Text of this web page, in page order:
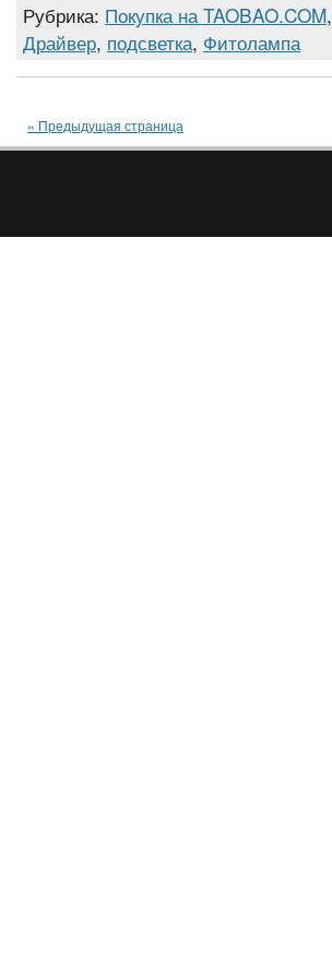
Рубрика: Покупка на TAOBAO.COM,
Драйвер, подсветка, Фитолампа
« Предыдущая страница